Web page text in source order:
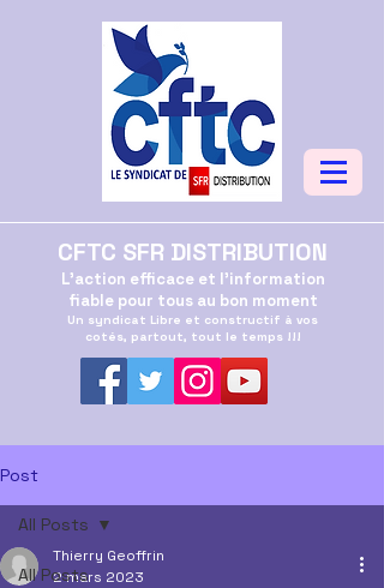
CFTC SFR DISTRIBUTION
L'action efficace et l'information
fiable pour tous au bon moment
Un syndicat Libre et constructif à vos
cotés, partout, tout le temps !!!
Post
All Posts
All Posts
Thierry Geoffrin
2 mars 2023